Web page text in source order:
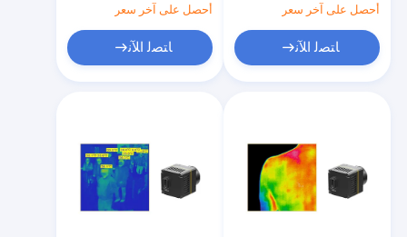
أشرطة فيديو
معلومات عنا
أحصل على آخر سعر
ﺎﺘﺼﻟ ﺍﻶﻧ
أحصل على آخر سعر
ﺎﺘﺼﻟ ﺍﻶﻧ